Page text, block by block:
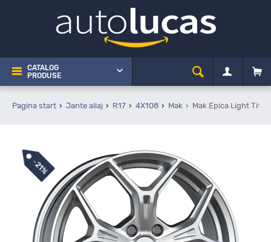
CATALOG
PRODUSE
Pagina start Jante aliaj R17 4X108 Mak Mak Epica Light
-21%